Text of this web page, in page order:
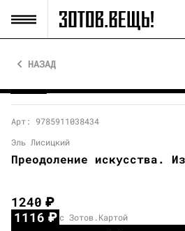
НАЗАД
Арт: 9785911038434
Эль Лисицкий
Преодоление искусства.
1240₽
1116₽ с Зотов.Картой